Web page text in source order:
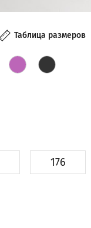
Таблица размеров
176